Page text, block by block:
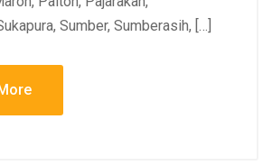
Sumber, Sumberasih, […]